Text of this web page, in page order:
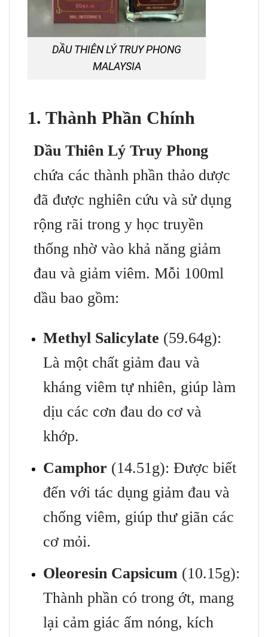
DẦU THIÊN LÝ TRUY PHONG
MALAYSIA
1. Thành Phần Chính
Dầu Thiên Lý Truy Phong
chứa các thành phần thảo dược
đã được nghiên cứu và sử dụng
rộng rãi trong y học truyền
thống nhờ vào khả năng giảm
đau và giảm viêm. Mỗi 100ml
dầu bao gồm:
Methyl Salicylate (59.64g):
Là một chất giảm đau và
kháng viêm tự nhiên, giúp làm
dịu các cơn đau do cơ và
khớp.
Camphor (14.51g): Được biết
đến với tác dụng giảm đau và
chống viêm, giúp thư giãn các
cơ mỏi.
Oleoresin Capsicum (10.15g):
Thành phần có trong ớt, mang
lại cảm giác ấm nóng, kích